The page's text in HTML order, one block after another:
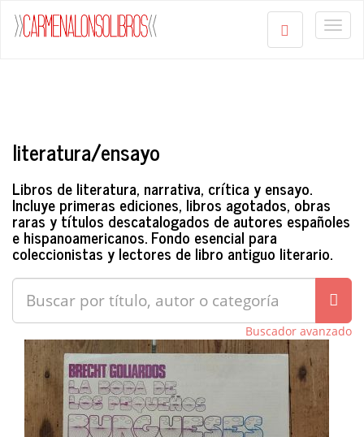
literatura/ensayo
Libros de literatura, narrativa, crítica y ensayo.
Incluye primeras ediciones, libros agotados, obras
raras y títulos descatalogados de autores españoles
e hispanoamericanos. Fondo esencial para
coleccionistas y lectores de libro antiguo literario.
Buscador avanzado